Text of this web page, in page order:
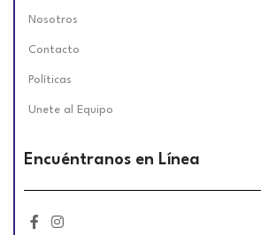
Nosotros
Contacto
Políticas
Unete al Equipo
Encuéntranos en Línea